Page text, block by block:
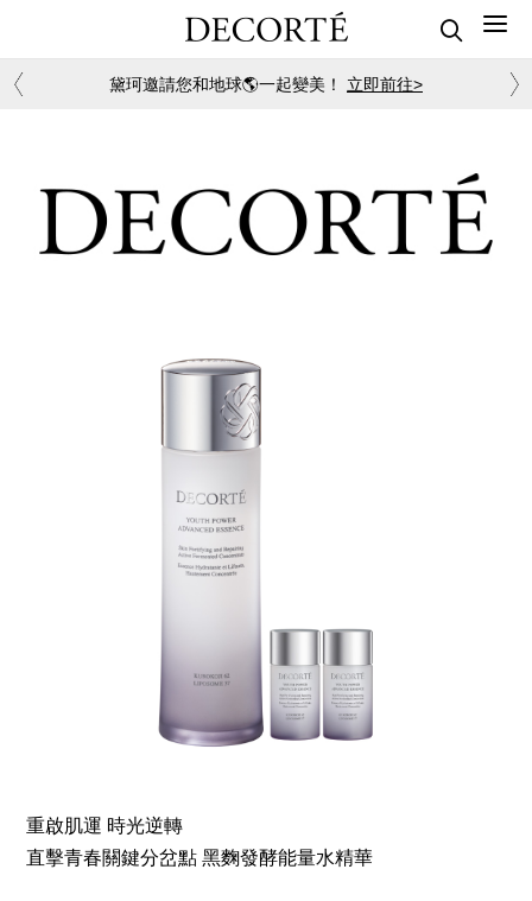
黛珂邀請您和地球🌎一起變美！ 立即前往>
重啟肌運 時光逆轉
直擊青春關鍵分岔點 黑麴發酵能量水精華